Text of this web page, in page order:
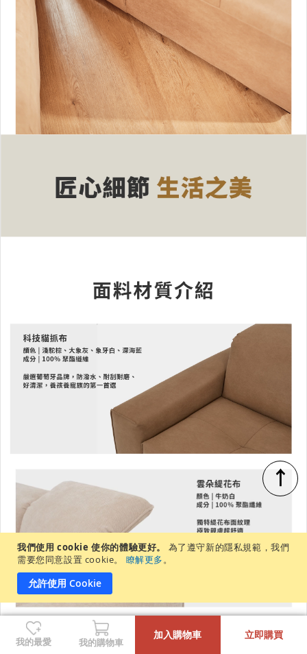
我們使用 cookie 使你的體驗更好。
為了遵守新的隱私規範，我們
需要您同意設置 cookie。
瞭解更多。
允許使用 Cookie
↑
我的最愛 我的購物車
加入購物車 立即購買
+
-